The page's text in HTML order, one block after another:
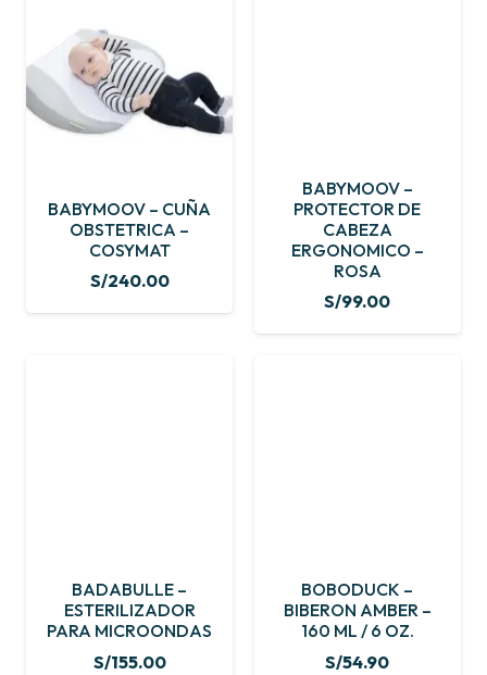
BABYMOOV – CUÑA
OBSTETRICA –
COSYMAT
S/240.00
BABYMOOV –
PROTECTOR DE
CABEZA
ERGONOMICO –
ROSA
S/99.00
BADABULLE –
ESTERILIZADOR
PARA MICROONDAS
S/155.00
BOBODUCK –
BIBERON AMBER –
160 ML / 6 OZ.
S/54.90